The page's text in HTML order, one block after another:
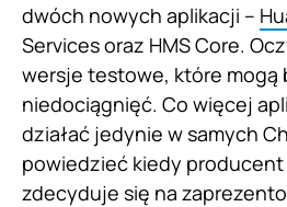
dwóch nowych aplikacji –
Services oraz HMS Core.
wersje testowe, które mogą
niedociągnięć. Co więcej
działać jedynie w samych
powiedzieć kiedy producent
zdecyduje się na